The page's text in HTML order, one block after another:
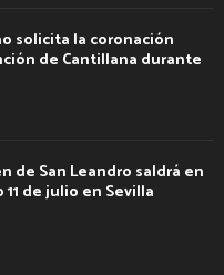
solicita la coronación
de Cantillana durante
de San Leandro saldrá en
de julio en Sevilla